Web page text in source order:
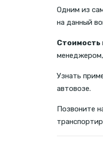
Одним из
на данный
Стоимость
Узнать
автовозе.
Позвоните